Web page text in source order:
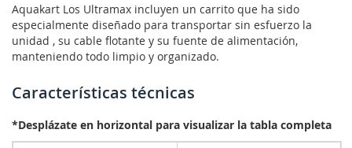
Aquakart Los Ultramax incluyen un carrito que ha sido
especialmente diseñado para transportar sin esfuerzo la
unidad , su cable flotante y su fuente de alimentación,
manteniendo todo limpio y organizado.
Características técnicas
*Desplázate en horizontal para visualizar la tabla completa